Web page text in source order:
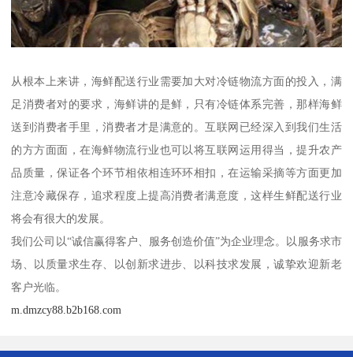
从根本上来讲，海鲜配送行业需要加大对冷链物流方面的投入，满
足消费者对的要求，海鲜讲的是鲜，只有冷链体系完善，那样海鲜
送到消费者手里，消费者才是满意的。互联网已经深入到我们生活
的方方面面，在海鲜物流行业也可以将互联网运用得当，提升农产
品质量，保证各个环节相依相连环环相扣，在运输采摘等方面更加
注意冷藏保存，追求程度上提高消费者满意度，这样生鲜配送行业
将会有很大的发展。
我们公司以“诚信赢得客户、服务创造价值”为企业理念。以服务求市
场、以质量求生存、以创新求进步、以科技求发展，诚挚欢迎新老
客户光临。
m.dmzcy88.b2b168.com